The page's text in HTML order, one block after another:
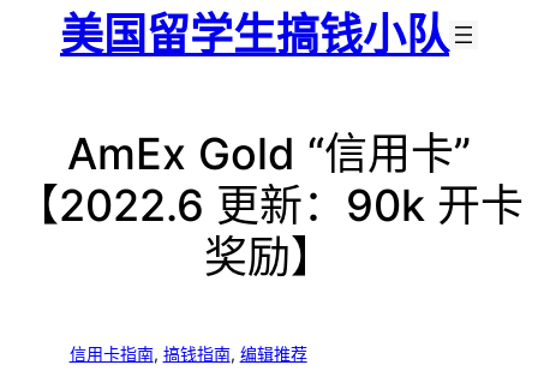
美国留学生搞钱小队
AmEx Gold “信用卡”
【2022.6 更新：90k 开卡
奖励】
信用卡指南, 搞钱指南, 编辑推荐